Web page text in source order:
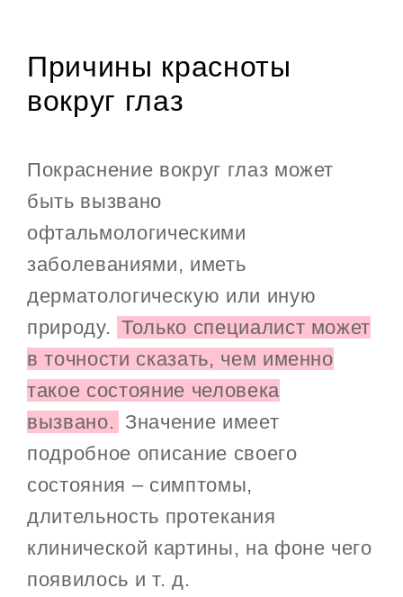
Причины красноты
вокруг глаз
Покраснение вокруг глаз может
быть вызвано
офтальмологическими
заболеваниями, иметь
дерматологическую или иную
природу. Только специалист может
в точности сказать, чем именно
такое состояние человека
вызвано. Значение имеет
подробное описание своего
состояния – симптомы,
длительность протекания
клинической картины, на фоне чего
появилось и т. д.